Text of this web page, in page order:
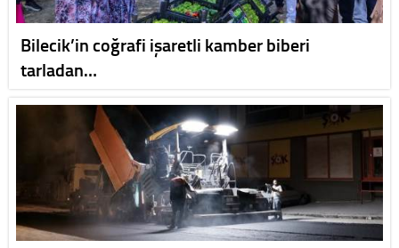
Bilecik’in coğrafi işaretli kamber biberi
tarladan…